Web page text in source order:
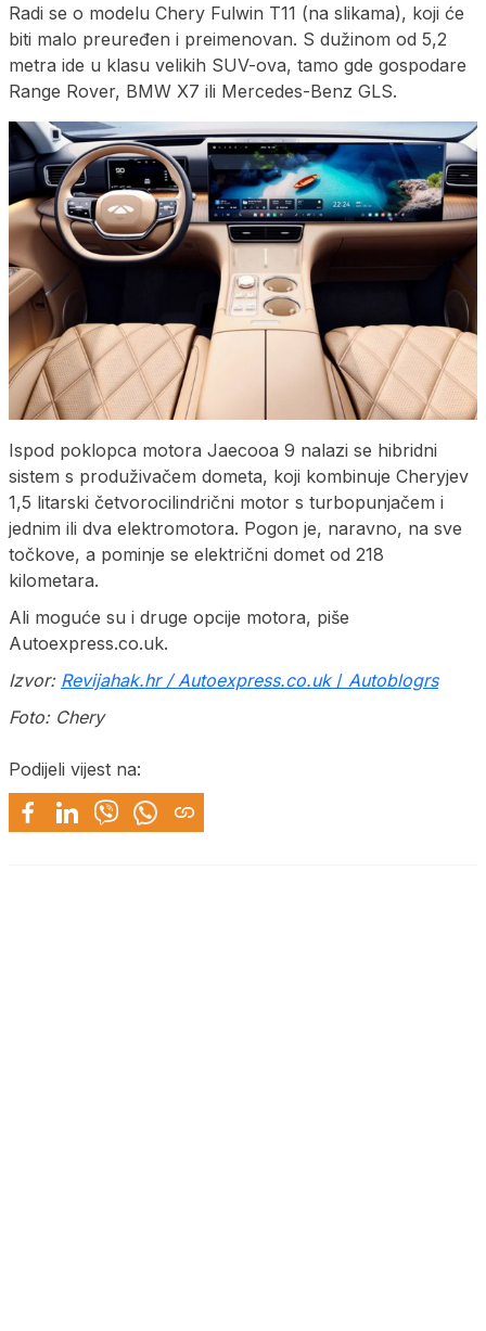
Radi se o modelu Chery Fulwin T11 (na slikama), koji će
biti malo preuređen i preimenovan. S dužinom od 5,2
metra ide u klasu velikih SUV-ova, tamo gde gospodare
Range Rover, BMW X7 ili Mercedes-Benz GLS.
Ispod poklopca motora Jaecooa 9 nalazi se hibridni
sistem s produživačem dometa, koji kombinuje Cheryjev
1,5 litarski četvorocilindrični motor s turbopunjačem i
jednim ili dva elektromotora. Pogon je, naravno, na sve
točkove, a pominje se električni domet od 218
kilometara.
Ali moguće su i druge opcije motora, piše
Autoexpress.co.uk.
Izvor: Revijahak.hr / Autoexpress.co.uk/ Autoblogrs
Foto: Chery
Podijeli vijest na: